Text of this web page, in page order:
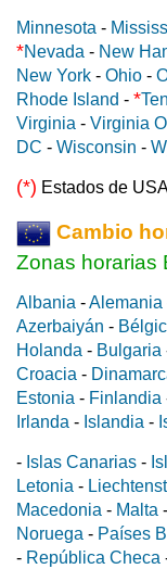
Minnesota -
*Nevada - New
New York - Ohio -
Rhode Island - *
Virginia - Virginia
DC - Wisconsin -
(*) Estados de
Cambio
Zonas horarias
Albania -Alemania
Azerbaiyán -
Holanda - Bulgaria
Croacia -
Estonia - Finlandia
Irlanda - Islandia -
- Islas Canarias -
Letonia -
Macedonia - Malta -
Noruega - Países
- República Checa